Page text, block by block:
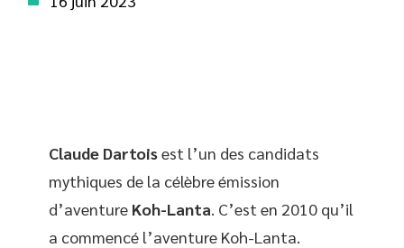
Claude Dartoisest l’un des candidats
mythiques de la célèbre émission
d’aventure Koh-Lanta. C’est en 2010 qu’il
a commencé l’aventure Koh-Lanta.